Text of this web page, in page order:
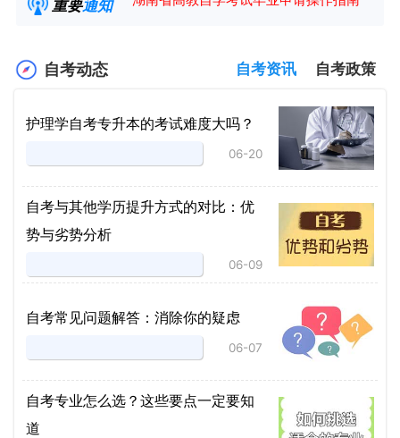
重要通知
自考动态 自考资讯 自考政策
护理学自考专升本的考试难度大吗？
06-20
自考与其他学历提升方式的对比：优
势与劣势分析
06-09
自考常见问题解答：消除你的疑虑
06-07
自考专业怎么选？这些要点一定要知
道